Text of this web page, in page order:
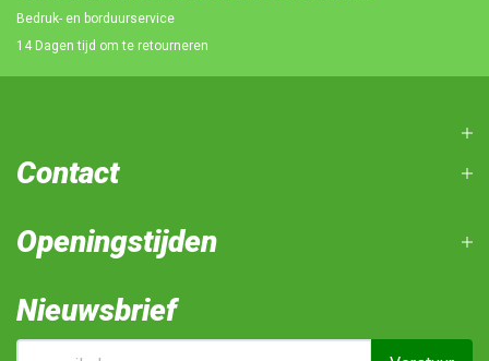
Bedruk- en borduurservice
14 Dagen tijd om te retourneren
Contact
Openingstijden
Nieuwsbrief